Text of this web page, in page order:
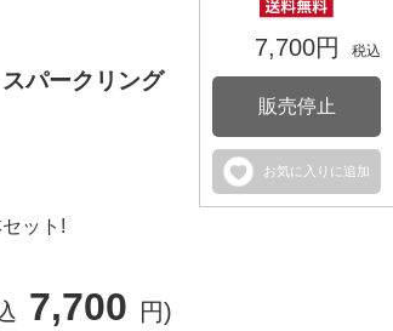
7,700円 税込
販売停止
お気に入りに追加
パークリング
ット!
7,700 円)